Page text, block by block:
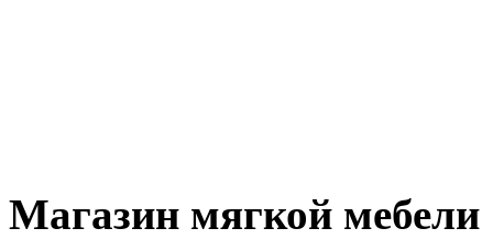
Магазин мягкой мебели